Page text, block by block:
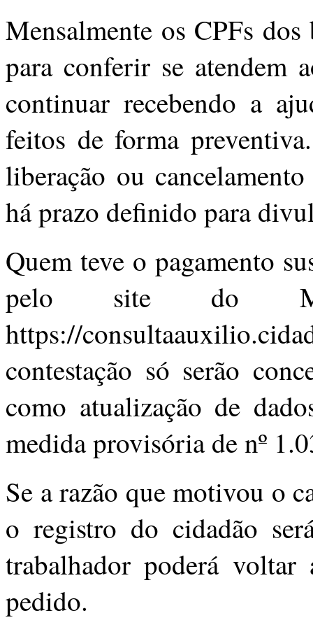
Mensalmente os CPFs
para conferir se atendem
continuar recebendo a
feitos de forma
liberação ou
há prazo definido para
Quem teve o pagamento
pelo site do
https://
contestação só serão
como atualização de
medida provisória de nº
Se a razão que motivou o
o registro do cidadão
trabalhador poderá voltar
pedido.